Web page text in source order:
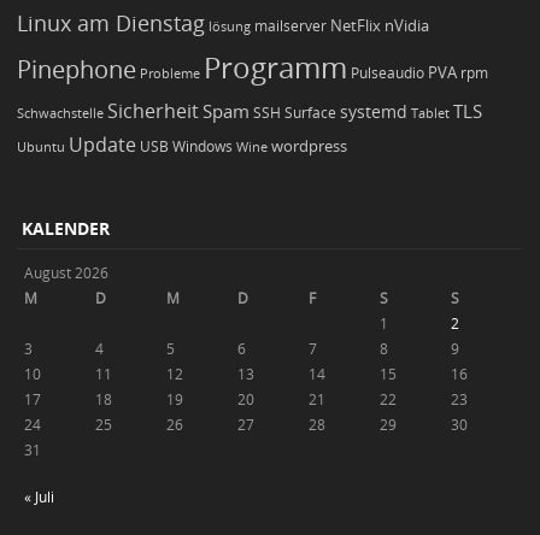
Linux am Dienstag lösung mailserver NetFlix nVidia
Pinephone Probleme Programm Pulseaudio PVA rpm
Schwachstelle Sicherheit Spam SSH Surface systemd Tablet TLS
Ubuntu Update USB Windows Wine wordpress
KALENDER
August 2026
M
D M D F S
S
1
2
3
4 5 6 7 8
9
10
11 12 13 14 15
16
17
18 19 20 21 22
23
24
25 26 27 28 29
30
31
« Juli